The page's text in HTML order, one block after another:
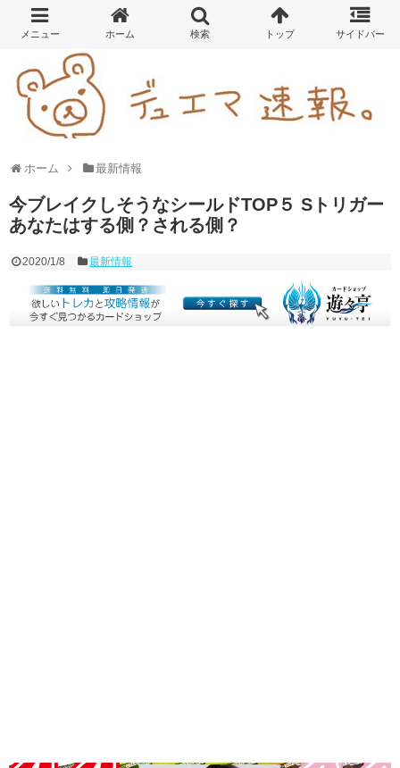
ホーム 最新情報
今ブレイクしそうなシールドTOP５ Sトリガー
あなたはする側？される側？
2020/1/8 最新情報